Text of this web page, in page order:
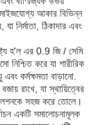
আকার বিভিন্ন
নির্মাতা, ঠিকাদার এবং
হ'ল এর 0.9 জি / সেমি
করে যা শারীরিক
কর্মক্ষমতা বাড়ানো.
রাখে, যা স্থায়িত্বের
সহজ করে তোলে।
একটি সমালোচনামূলক